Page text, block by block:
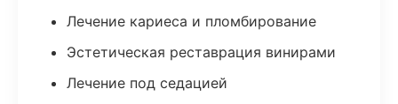
Лечение кариеса и пломбирование
Эстетическая реставрация винирами
Лечение под седацией